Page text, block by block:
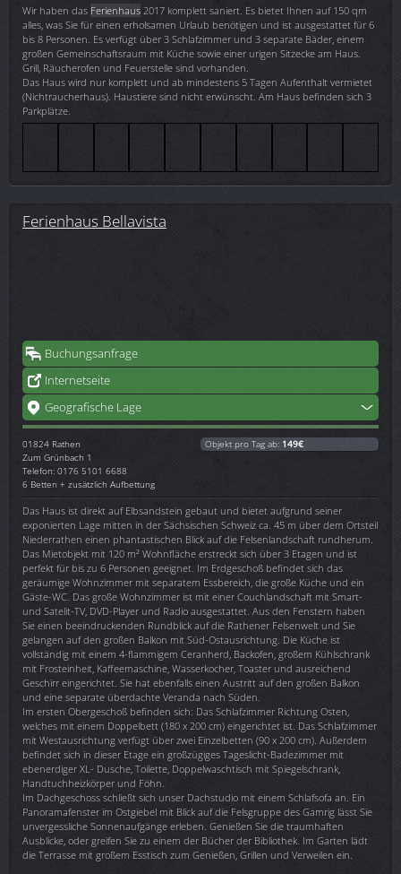
Wir haben das Ferienhaus 2017 komplett saniert. Es bietet Ihnen auf 150 qm
alles, was Sie für einen erholsamen Urlaub benötigen und ist ausgestattet für 6
bis 8 Personen. Es verfügt über 3 Schlafzimmer und 3 separate Bäder, einem
großen Gemeinschaftsraum mit Küche sowie einer urigen Sitzecke am Haus.
Grill, Räucherofen und Feuerstelle sind vorhanden.
Das Haus wird nur komplett und ab mindestens 5 Tagen Aufenthalt vermietet
(Nichtraucherhaus). Haustiere sind nicht erwünscht. Am Haus befinden sich 3
Parkplätze.
Ferienhaus Bellavista
Buchungsanfrage
Internetseite
Geografische Lage
01824 Rathen
Zum Grünbach 1
Telefon: 0176 5101 6688
6 Betten + zusätzlich Aufbettung
Objekt pro Tag ab: 149€
Das Haus ist direkt auf Elbsandstein gebaut und bietet aufgrund seiner
exponierten Lage mitten in der Sächsischen Schweiz ca. 45 m über dem Ortsteil
Niederrathen einen phantastischen Blick auf die Felsenlandschaft rundherum.
Das Mietobjekt mit 120 m² Wohnfläche erstreckt sich über 3 Etagen und ist
perfekt für bis zu 6 Personen geeignet. Im Erdgeschoß befindet sich das
geräumige Wohnzimmer mit separatem Essbereich, die große Küche und ein
Gäste-WC. Das große Wohnzimmer ist mit einer Couchlandschaft mit Smart-
und Satelit-TV, DVD-Player und Radio ausgestattet. Aus den Fenstern haben
Sie einen beeindruckenden Rundblick auf die Rathener Felsenwelt und Sie
gelangen auf den großen Balkon mit Süd-Ostausrichtung. Die Küche ist
vollständig mit einem 4-flammigem Ceranherd, Backofen, großem Kühlschrank
mit Frosteinheit, Kaffeemaschine, Wasserkocher, Toaster und ausreichend
Geschirr eingerichtet. Sie hat ebenfalls einen Austritt auf den großen Balkon
und eine separate überdachte Veranda nach Süden.
Im ersten Obergeschoß befinden sich: Das Schlafzimmer Richtung Osten,
welches mit einem Doppelbett (180 x 200 cm) eingerichtet ist. Das Schlafzimmer
mit Westausrichtung verfügt über zwei Einzelbetten (90 x 200 cm). Außerdem
befindet sich in dieser Etage ein großzügiges Tageslicht-Badezimmer mit
ebenerdiger XL- Dusche, Toilette, Doppelwaschtisch mit Spiegelschrank,
Handtuchheizkörper und Föhn.
Im Dachgeschoss schließt sich unser Dachstudio mit einem Schlafsofa an. Ein
Panoramafenster im Ostgiebel mit Blick auf die Felsgruppe des Gamrig lässt Sie
unvergessliche Sonnenaufgänge erleben. Genießen Sie die traumhaften
Ausblicke, oder greifen Sie zu einem der Bücher der Bibliothek. Im Garten lädt
die Terrasse mit großem Esstisch zum Genießen, Grillen und Verweilen ein.